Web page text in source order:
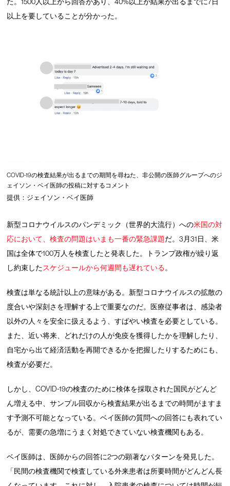
以上を要していることが分かった。
COVID-19の検査結果が出るまでの期間を尋ねた、非公開の医師グループへのジ
ェイソン・ベイ医師の投稿に対するコメント
提供：ジェイソン・ベイ医師
新型コロナウイルスのパンデミック（世界的大流行）への米国の対
応において、検査の問題はいまも一番の緊急課題だ。3月31日、米
国は全体で100万人を検査したと発表した。トランプ政権が繰り返
し約束したスケジュールから何週間も遅れている。
検査は単なる統計以上の意味がある。新型コロナウイルスの拡散の
度合いや深刻さを理解する上で重要なのだ。医療従事者は、感染者
以外の人々を安全に扱えるよう、すばやい検査を必要としている。
また、近い将来、どれだけの人が免疫を獲得したかを理解したり、
自宅から出て経済活動を再開できるかを把握したりするためにも、
検査が必要だ。
しかし、COVID-19の検査のために検体を採取された国民がどんど
ん増える中、サンプル回収から検査結果が出るまでの時間がますま
す予測不可能となっている。ベイ医師の質問への回答にも表れてい
るが、需要の急増にうまく対処できていない検査機関もある。
ベイ医師は、医師からの回答に2つの顕著なパターンを発見した。
「民間の検査機関で検査している外来患者は所要時間がどんどん長